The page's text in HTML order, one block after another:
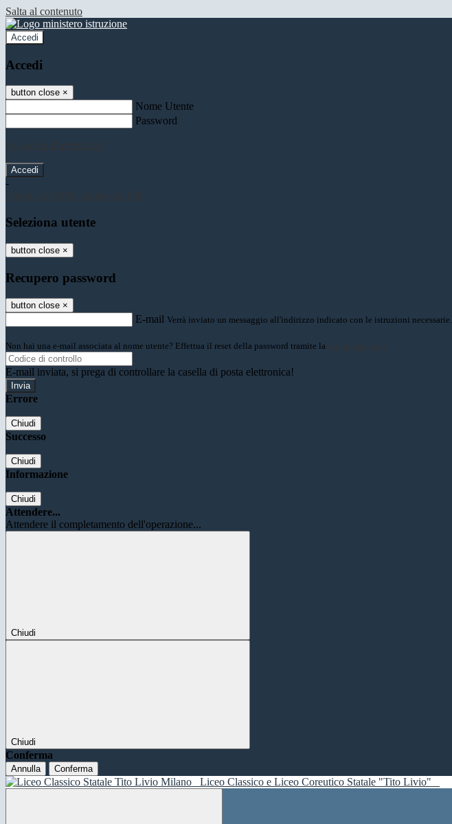
Salta al contenuto
Accedi
Accedi
button close ×
Nome Utente
Password
-
Seleziona utente
button close ×
Recupero password
button close ×
E-mail Verrà inviato un messaggio all'indirizzo indicato con le istruzioni necessarie.
Non hai una e-mail associata al nome utente? Effettua il reset della password tramite la
E-mail inviata, si prega di controllare la casella di posta elettronica!
Errore
Chiudi
Successo
Chiudi
Informazione
Chiudi
Attendere...
Attendere il completamento dell'operazione...
Chiudi
Chiudi
Conferma
Annulla Conferma
Liceo Classico e Liceo Coreutico Statale "Tito Livio"